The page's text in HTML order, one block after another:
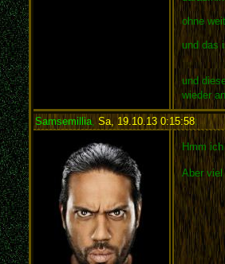
ohne
und das
und
wieder
Samsemillia, Sa, 19.10.13 0:15:58:
Hmm
Aber